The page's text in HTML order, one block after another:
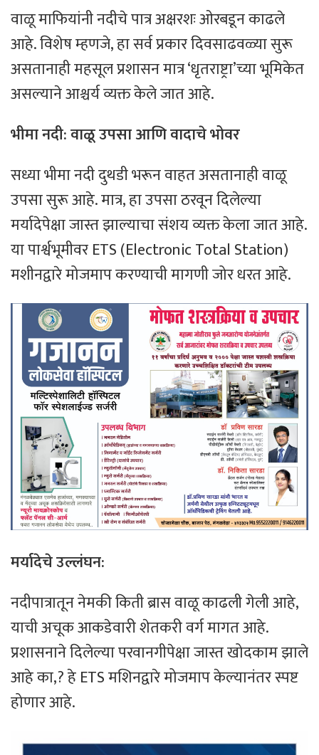
वाळू माफियांनी नदीचे पात्र अक्षरशः ओरबडून काढले
आहे. विशेष म्हणजे, हा सर्व प्रकार दिवसाढवळ्या सुरू
असतानाही महसूल प्रशासन मात्र ‘धृतराष्ट्रा’च्या भूमिकेत
असल्याने आश्चर्य व्यक्त केले जात आहे.
भीमा नदी: वाळू उपसा आणि वादाचे भोवर
​सध्या भीमा नदी दुथडी भरून वाहत असतानाही वाळू
उपसा सुरू आहे. मात्र, हा उपसा ठरवून दिलेल्या
मर्यादेपेक्षा जास्त झाल्याचा संशय व्यक्त केला जात आहे.
या पार्श्वभूमीवर ETS (Electronic Total Station)
मशीनद्वारे मोजमाप करण्याची मागणी जोर धरत आहे.
मर्यादेचेउल्लंघन:
नदीपात्रातून नेमकी किती ब्रास वाळू काढली गेली आहे,
याची अचूक आकडेवारी शेतकरी वर्ग मागत आहे. ​
प्रशासनाने दिलेल्या परवानगीपेक्षा जास्त खोदकाम झाले
आहे का,? हे ETS मशिनद्वारे मोजमाप केल्यानंतर स्पष्ट
होणार आहे.